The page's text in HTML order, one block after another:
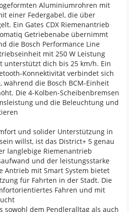
Aluminiumrohren mit
einer Federgabel, die über
Ein Gates CDX Riemenantrieb
Getriebenabe übernimmt
die Bosch Performance Line
mit 250 W Leistung
unterstützt dich bis 25 km/h. Ein
Konnektivität verbindet sich
die Bosch BCM-Einheit
Die 4-Kolben-Scheibenbremsen
und die Beleuchtung und
und solider Unterstützung in
willst, ist das District+ 5 genau
langlebige Riemenantrieb
und der leistungsstarke
Antrieb mit Smart System bietet
für Fahrten in der Stadt. Die
Fahren und mit
sowohl dem Pendleralltag als auch